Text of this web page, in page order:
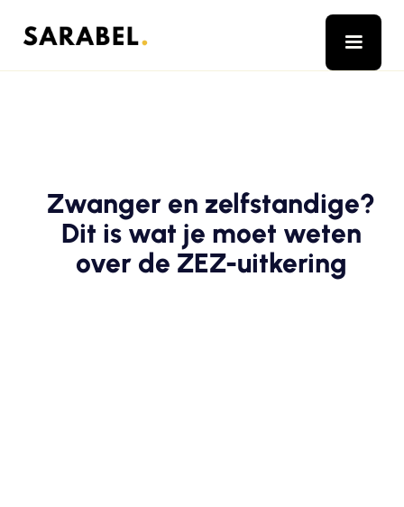
Zwanger en zelfstandige?
Dit is wat je moet weten
over de ZEZ-uitkering